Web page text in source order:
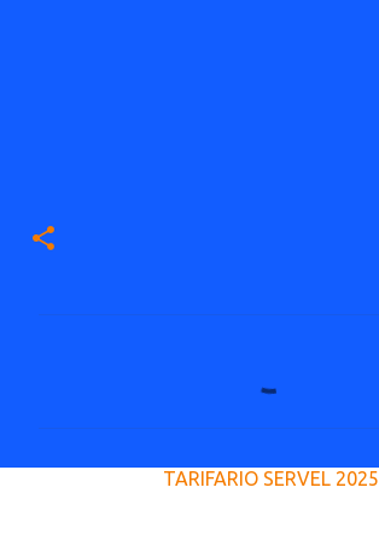
TARIFARIO SERVEL 2025